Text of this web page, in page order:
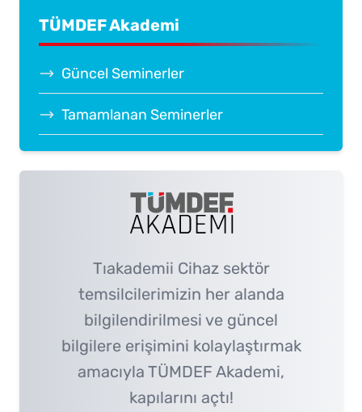
TÜMDEF Akademi
Güncel Seminerler
Tamamlanan Seminerler
Tıakademii Cihaz sektör
temsilcilerimizin her alanda
bilgilendirilmesi ve güncel
bilgilere erişimini kolaylaştırmak
amacıyla TÜMDEF Akademi,
kapılarını açtı!